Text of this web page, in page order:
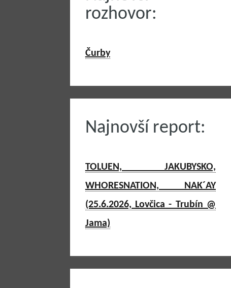
rozhovor:
Čurby
Najnovší report:
TOLUEN, JAKUBYSKO,
WHORESNATION, NAK´AY
(25.6.2026, Lovčica - Trubín @
Jama)